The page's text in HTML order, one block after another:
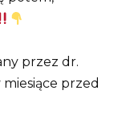
przez dr.
przed